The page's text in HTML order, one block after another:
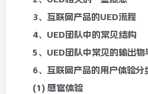
3、互联网产品的UED流程
4、UED团队中的常见结构
5、UED团队中常见的输出物
6、互联网产品的用户体验分
(1) 感官体验